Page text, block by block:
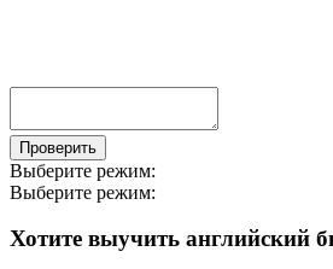
Проверить
Выберите режим:
Выберите режим:
Хотите выучить английский